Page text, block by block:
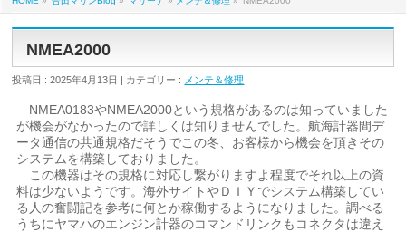
NMEA2000
投稿日 : 2025年4月13日 | カテゴリー : メンテ＆修理
NMEA0183やNMEA2000という規格があるのは知っていました
が機会がなかったので詳しくは知りませんでした。航海計器間デ
ータ通信の共通規格だそうでこの冬、お客様から機会を頂きその
システムを構築しておりました。
この機器はその規格に対応し繋がりますよ程度でそれ以上の資
料は少ないようです。海外サイトやＤＩＹでシステム構築してい
る人の奮闘記を参考に何とか稼働するようになりました。調べる
うちにヤマハのエンジン計器のコマンドリンクもコネクタは違え